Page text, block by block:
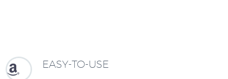

 EASY-TO-USE